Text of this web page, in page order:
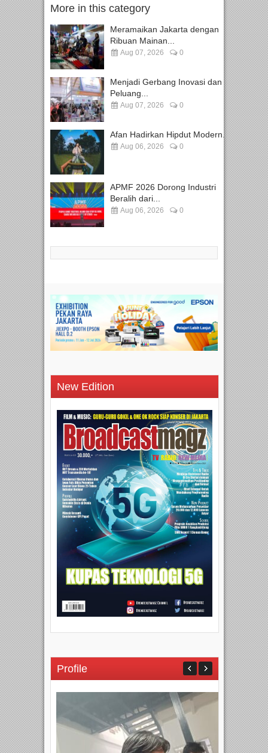
More in this category
Meramaikan Jakarta dengan
Ribuan Mainan...
Aug 07, 2026 0
Menjadi Gerbang Inovasi dan
Peluang...
Aug 07, 2026 0
Afan Hadirkan Hipdut Modern...
Aug 06, 2026 0
APMF 2026 Dorong Industri
Beralih dari...
Aug 06, 2026 0
New Edition
Profile